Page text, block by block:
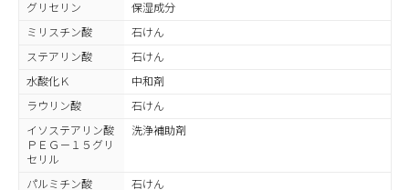
グリセリン
保湿成分
ミリスチン酸
石けん
ステアリン酸
石けん
水酸化Ｋ
中和剤
ラウリン酸
石けん
イソステアリン酸
ＰＥＧ－１５グリ
セリル
洗浄補助剤
パルミチン酸
石けん